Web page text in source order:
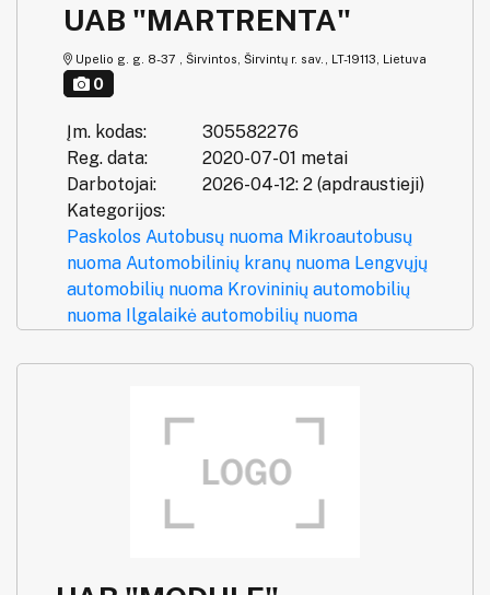
UAB "MARTRENTA"
Upelio g. g. 8-37 , Širvintos, Širvintų r. sav., LT-19113, Lietuva
0
Įm. kodas:
305582276
Reg. data:
2020-07-01 metai
Darbotojai:
2026-04-12: 2 (apdraustieji)
Kategorijos:
Paskolos Autobusų nuoma Mikroautobusų
nuoma Automobilinių kranų nuoma Lengvųjų
automobilių nuoma Krovininių automobilių
nuoma Ilgalaikė automobilių nuoma